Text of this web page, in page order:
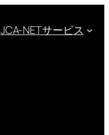
JCA-NETサービス